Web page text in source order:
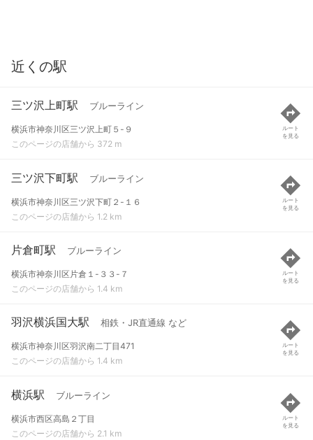
近くの駅
三ツ沢上町駅 ブルーライン
横浜市神奈川区三ツ沢上町５-９
このページの店舗から 372 m
ルート
を見る
三ツ沢下町駅 ブルーライン
横浜市神奈川区三ツ沢下町２-１６
このページの店舗から 1.2 km
ルート
を見る
片倉町駅 ブルーライン
横浜市神奈川区片倉１-３３-７
このページの店舗から 1.4 km
ルート
を見る
羽沢横浜国大駅 相鉄・JR直通線 など
横浜市神奈川区羽沢南二丁目471
このページの店舗から 1.4 km
ルート
を見る
横浜駅 ブルーライン
横浜市西区高島２丁目
このページの店舗から 2.1 km
ルート
を見る